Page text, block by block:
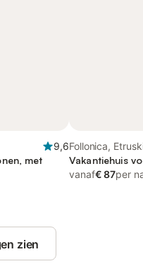
9,6
met
Follonica,
Vakantiehuis
vanaf€ 87per
zien